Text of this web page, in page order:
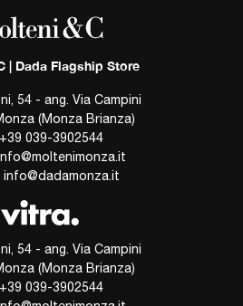
| Dada Flagship Store
54 - ang. Via Campini
(Monza Brianza)
+39 039-3902544
info@dadamonza.it
54 - ang. Via Campini
(Monza Brianza)
+39 039-3902544